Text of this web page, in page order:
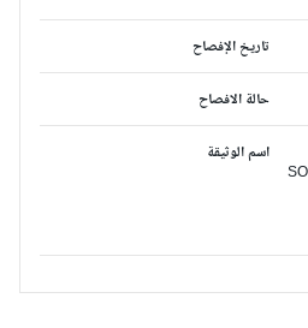
تاريخ الإفصاح
حالة الافصاح
اسم الوثيقة